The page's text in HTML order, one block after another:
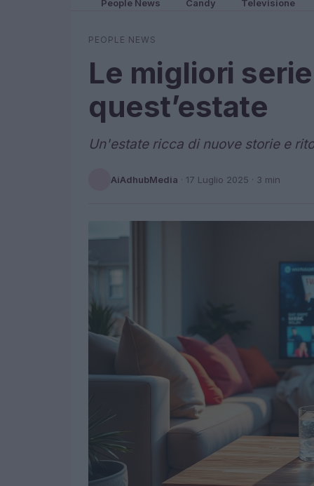
People News Candy Televisione
PEOPLE NEWS
Le migliori
quest’estate
Un'estate ricca di nuove storie e
AiAdhubMedia · 17 Luglio 2025 · 3 min